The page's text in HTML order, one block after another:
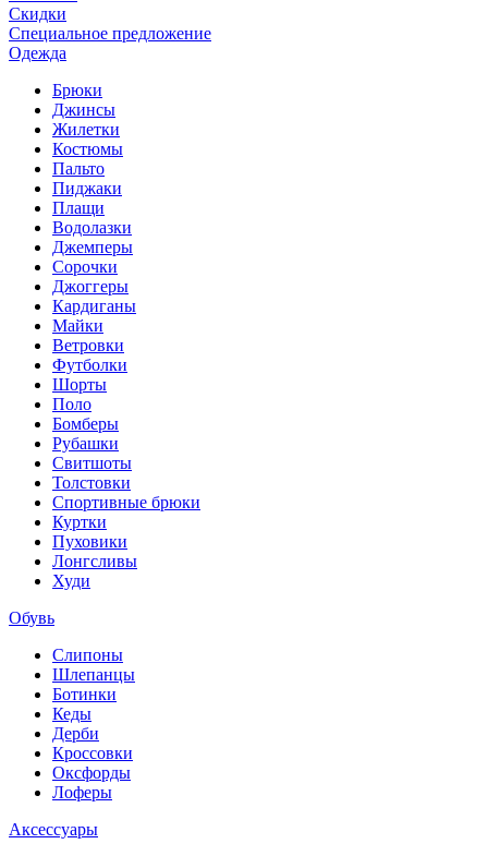
Скидки
Специальное предложение
Одежда
Брюки
Джинсы
Жилетки
Костюмы
Пальто
Пиджаки
Плащи
Водолазки
Джемперы
Сорочки
Джоггеры
Кардиганы
Майки
Ветровки
Футболки
Шорты
Поло
Бомберы
Рубашки
Свитшоты
Толстовки
Спортивные брюки
Куртки
Пуховики
Лонгсливы
Худи
Обувь
Слипоны
Шлепанцы
Ботинки
Кеды
Дерби
Кроссовки
Оксфорды
Лоферы
Аксессуары